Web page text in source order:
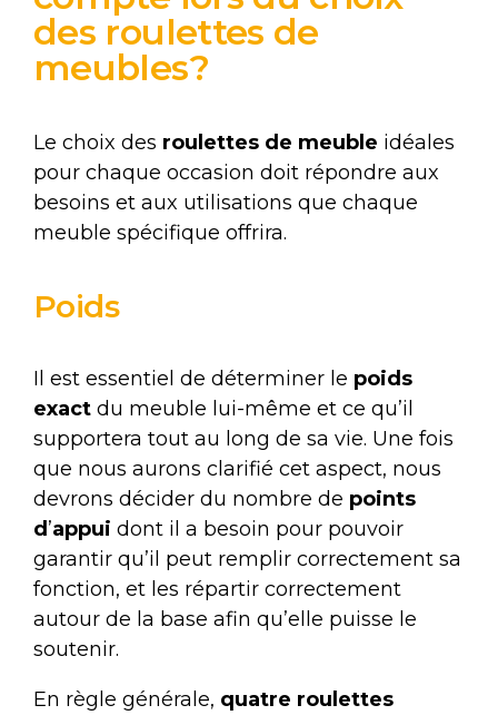
des roulettes de
meubles?
Le choix des roulettes de meuble idéales
pour chaque occasion doit répondre aux
besoins et aux utilisations que chaque
meuble spécifique offrira.
Poids
Il est essentiel de déterminer le poids
exact du meuble lui-même et ce qu’il
supportera tout au long de sa vie. Une fois
que nous aurons clarifié cet aspect, nous
devrons décider du nombre de points
d ’appui dont il a besoin pour pouvoir
garantir qu’il peut remplir correctement sa
fonction, et les répartir correctement
autour de la base afin qu’elle puisse le
soutenir.
En règle générale, quatre roulettes